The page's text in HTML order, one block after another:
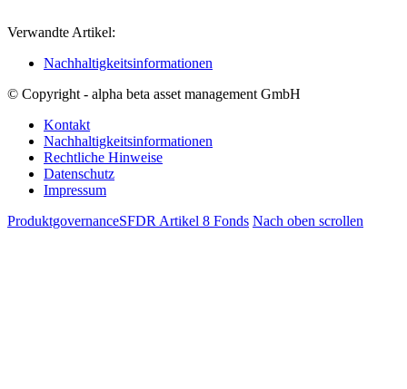
Verwandte Artikel:
Nachhaltigkeitsinformationen
© Copyright - alpha beta asset management GmbH
Kontakt
Nachhaltigkeitsinformationen
Rechtliche Hinweise
Datenschutz
Impressum
ProduktgovernanceSFDR Artikel 8 Fonds Nach oben scrollen